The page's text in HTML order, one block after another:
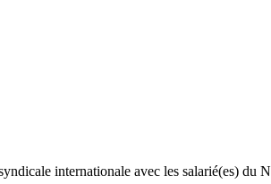
internationale avec les salarié(es) du